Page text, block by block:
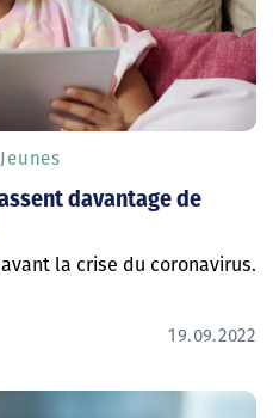
davantage de
la crise du coronavirus.
Jeunes
19.09.2022